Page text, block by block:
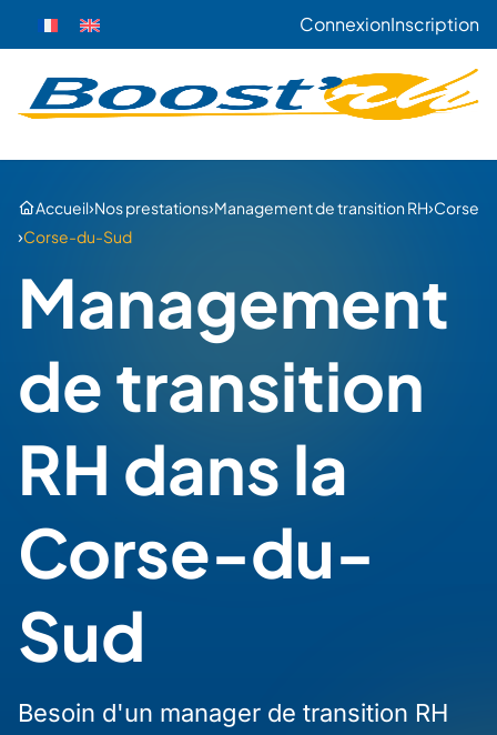
ConnexionInscription
Accueil›Nos prestations›Management de transition RH›Corse
›Corse-du-Sud
Management
de transition
RH dans la
Corse-du-
Sud
Besoin d'un manager de transition RH